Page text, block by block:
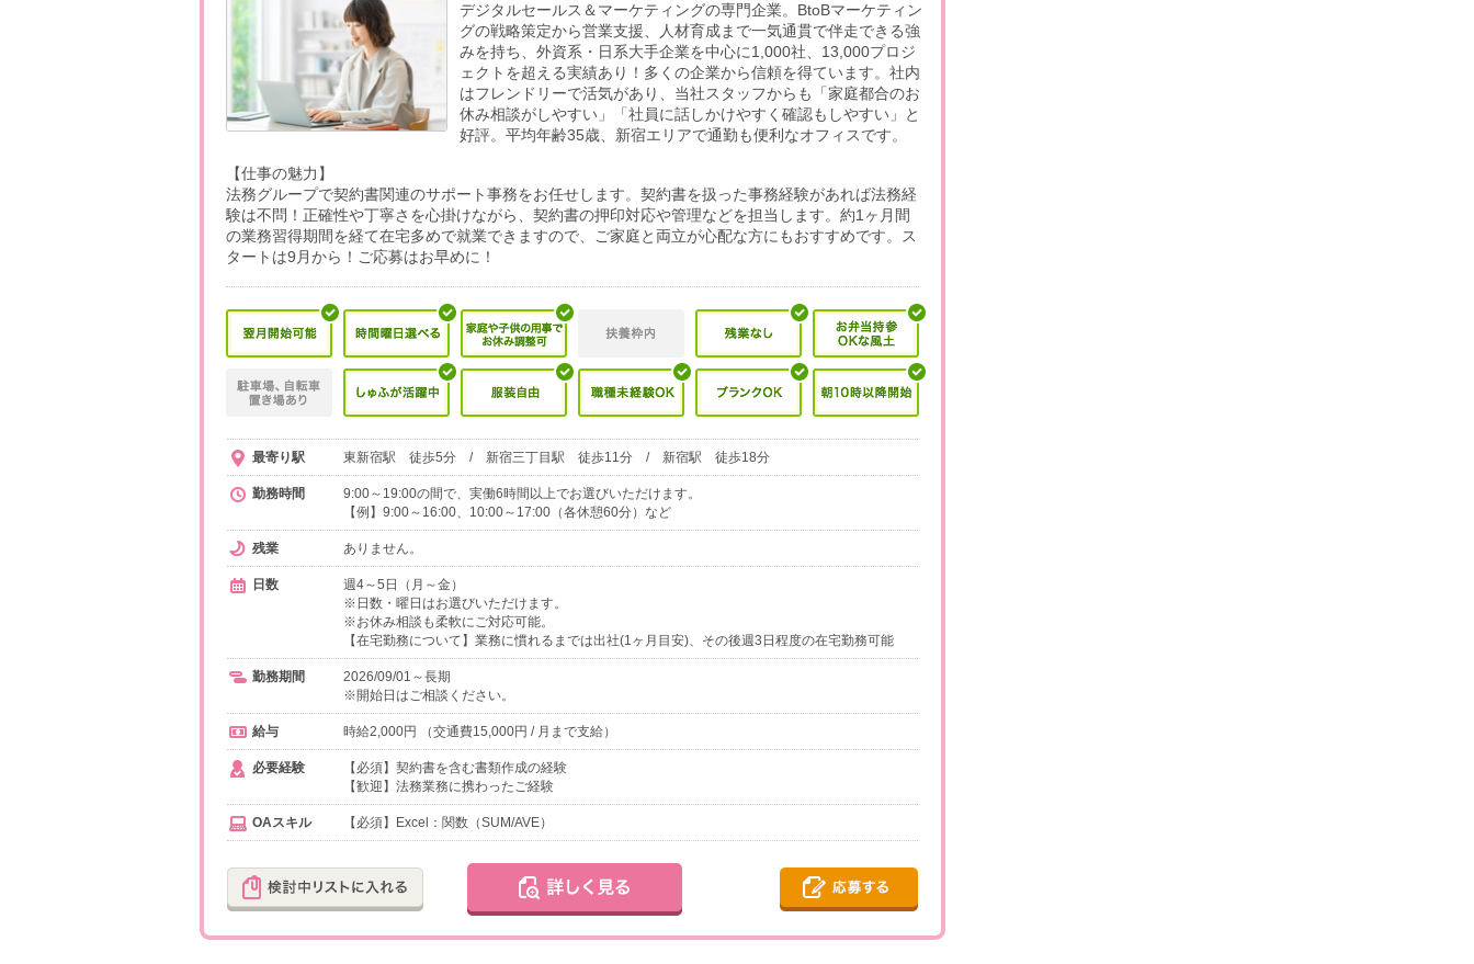
デジタルセールス＆マーケティングの専門企業。BtoBマーケティン
グの戦略策定から営業支援、人材育成まで一気通貫で伴走できる強
みを持ち、外資系・日系大手企業を中心に1,000社、13,000プロジ
ェクトを超える実績あり！多くの企業から信頼を得ています。社内
はフレンドリーで活気があり、当社スタッフからも「家庭都合のお
休み相談がしやすい」「社員に話しかけやすく確認もしやすい」と
好評。平均年齢35歳、新宿エリアで通勤も便利なオフィスです。
【仕事の魅力】
法務グループで契約書関連のサポート事務をお任せします。契約書を扱った事務経験があれば法務経
験は不問！正確性や丁寧さを心掛けながら、契約書の押印対応や管理などを担当します。約1ヶ月間
の業務習得期間を経て在宅多めで就業できますので、ご家庭と両立が心配な方にもおすすめです。ス
タートは9月から！ご応募はお早めに！
最寄り駅 東新宿駅 徒歩5分 / 新宿三丁目駅 徒歩11分 / 新宿駅 徒歩18分
勤務時間
9:00～19:00の間で、実働6時間以上でお選びいただけます。
【例】9:00～16:00、10:00～17:00（各休憩60分）など
残業 ありません。
日数
週4～5日（月～金）
※日数・曜日はお選びいただけます。
※お休み相談も柔軟にご対応可能。
【在宅勤務について】業務に慣れるまでは出社(1ヶ月目安)、その後週3日程度の在宅勤務可能
勤務期間
2026/09/01～長期
※開始日はご相談ください。
給与 時給2,000円 （交通費15,000円 / 月まで支給）
必要経験
【必須】契約書を含む書類作成の経験
【歓迎】法務業務に携わったご経験
OAスキル 【必須】Excel：関数（SUM/AVE）